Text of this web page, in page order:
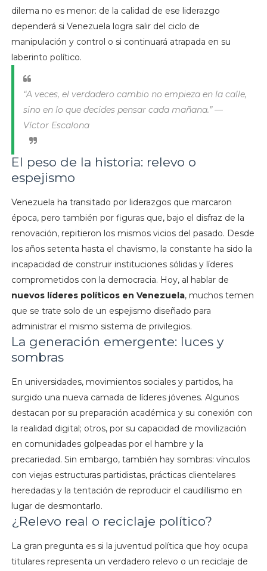
dilema no es menor: de la calidad de ese liderazgo
dependerá si Venezuela logra salir del ciclo de
manipulación y control o si continuará atrapada en su
laberinto político.
“A veces, el verdadero cambio no empieza en la calle,
sino en lo que decides pensar cada mañana.” —
Víctor Escalona
El peso de la historia: relevo o
espejismo
Venezuela ha transitado por liderazgos que marcaron
época, pero también por figuras que, bajo el disfraz de la
renovación, repitieron los mismos vicios del pasado. Desde
los años setenta hasta el chavismo, la constante ha sido la
incapacidad de construir instituciones sólidas y líderes
comprometidos con la democracia. Hoy, al hablar de
nuevos líderes políticos en Venezuela, muchos temen
que se trate solo de un espejismo diseñado para
administrar el mismo sistema de privilegios.
La generación emergente: luces y
sombras
En universidades, movimientos sociales y partidos, ha
surgido una nueva camada de líderes jóvenes. Algunos
destacan por su preparación académica y su conexión con
la realidad digital; otros, por su capacidad de movilización
en comunidades golpeadas por el hambre y la
precariedad. Sin embargo, también hay sombras: vínculos
con viejas estructuras partidistas, prácticas clientelares
heredadas y la tentación de reproducir el caudillismo en
lugar de desmontarlo.
¿Relevo real o reciclaje político?
La gran pregunta es si la juventud política que hoy ocupa
titulares representa un verdadero relevo o un reciclaje de